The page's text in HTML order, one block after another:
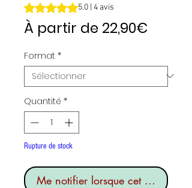
La note est de 5.0 sur cinq étoiles selon
5.0 | 4 avis
À partir de 22,90€
Format *
Quantité *
Rupture de stock
Me notifier lorsque cet article est